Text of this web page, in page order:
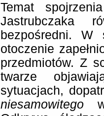
Temat
Jastrubczaka
bezpośredni. W
otoczenie
przedmiotów. Z
twarze
sytuacjach,
niesamowitego w